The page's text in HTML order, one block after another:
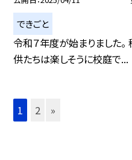
できごと
令和７年度が始まりました
供たちは楽しそうに校庭で...
1 2 »